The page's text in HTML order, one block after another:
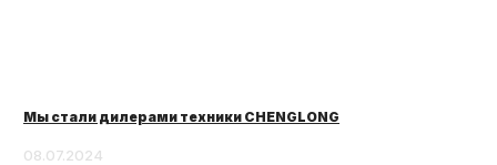
Мы стали дилерами техники CHENGLONG
08.07.2024